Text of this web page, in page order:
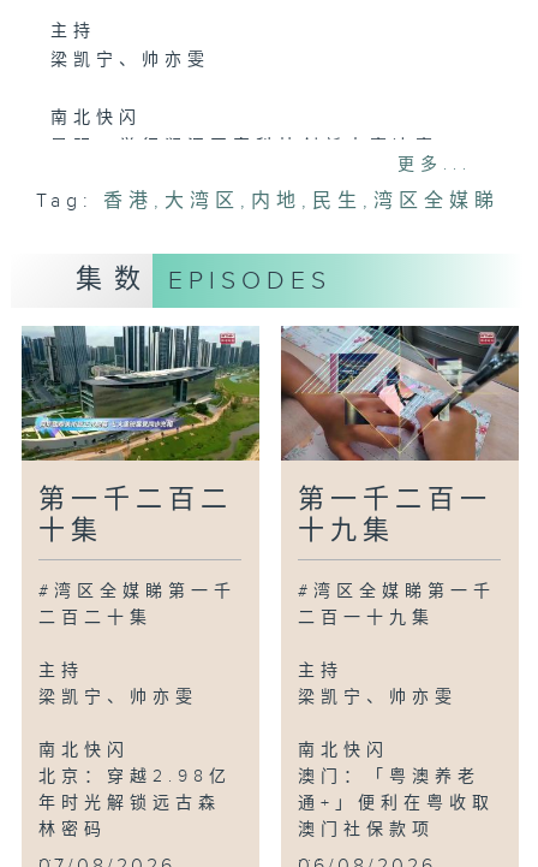
主持
梁凯宁、帅亦雯
南北快闪
珠海：万山群岛举行矶钓精英邀请赛
中山：首批自动驾驶物流车投入使用
佛山：佛山市博物馆举行亲子文化日
广州：举行春季大型综合招聘会
广州：学校举办全班级参与篮球联赛
广州：南沙大派甘蔗到高等院校及医院
湾区新里程
香港：举行慈善音乐会为大埔火灾灾民筹款
香港：国际笙簧节揭幕千人合奏刷新世界纪
深圳：推行工业上楼解决空间不足
东莞：举办第五十五届国际家具展
心系家国
鸟瞰神州
安徽黄山：江畔春意浓山水入画来
更多...
Tag: 香港 , 大湾区 , 内地 , 民生 ,湾区全媒睇
集数 EPISODES
第一千二百二
十集
#湾区全媒睇第一千
二百二十集
主持
梁凯宁、帅亦雯
南北快闪
北京：穿越2.98亿
年时光解锁远古森
林密码
...
第一千二百一
十九集
#湾区全媒睇第一千
二百一十九集
主持
梁凯宁、帅亦雯
南北快闪
澳门：「粤澳养老
通+」便利在粤收取
澳门社保款项
...